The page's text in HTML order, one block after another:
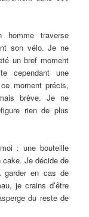
homme traverse
son vélo. Je ne
un bref moment
cependant une
moment précis,
brève. Je ne
rien de plus
: une bouteille
cake. Je décide de
garder en cas de
je crains d’être
du reste de